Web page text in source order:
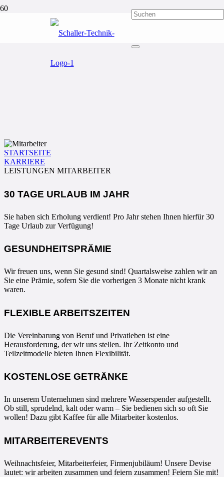
STARTSEITE
KARRIERE
LEISTUNGEN MITARBEITER
30 TAGE URLAUB IM JAHR
Sie haben sich Erholung verdient! Pro Jahr stehen Ihnen hierfür 30
Tage Urlaub zur Verfügung!
GESUNDHEITSPRÄMIE
Wir freuen uns, wenn Sie gesund sind! Quartalsweise zahlen wir an
Sie eine Prämie, sofern Sie die vorherigen 3 Monate nicht krank
waren.
FLEXIBLE ARBEITSZEITEN
Die Vereinbarung von Beruf und Privatleben ist eine
Herausforderung, der wir uns stellen. Ihr Zeitkonto und
Teilzeitmodelle bieten Ihnen Flexibilität.
KOSTENLOSE GETRÄNKE
In unserem Unternehmen sind mehrere Wasserspender aufgestellt.
Ob still, sprudelnd, kalt oder warm – Sie bedienen sich so oft Sie
wollen! Dazu gibt Kaffee für alle Mitarbeiter kostenlos.
MITARBEITEREVENTS
Weihnachtsfeier, Mitarbeiterfeier, Firmenjubiläum! Unsere Devise
lautet: wir arbeiten zusammen und feiern zusammen! Feiern Sie mit!